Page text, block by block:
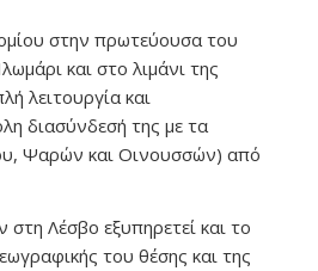
στην πρωτεύουσα του
και στο λιμάνι της
λειτουργία και
διασύνδεσή της με τα
Ψαρών και Οινουσσών) από
Λέσβο εξυπηρετεί και το
του θέσης και της